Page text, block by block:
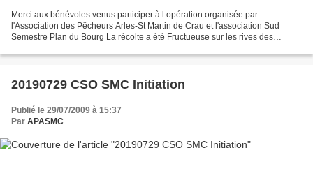
Merci aux bénévoles venus participer à l opération organisée par
l'Association des Pêcheurs Arles-St Martin de Crau et l'association Sud
Semestre Plan du Bourg La récolte a été Fructueuse sur les rives des
20190729 CSO SMC Initiation
Publié le 29/07/2009 à 15:37
Par APASMC